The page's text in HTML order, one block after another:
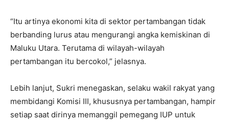
“Itu artinya ekonomi kita di sektor pertambangan tidak
berbanding lurus atau mengurangi angka kemiskinan di
Maluku Utara. Terutama di wilayah-wilayah
pertambangan itu bercokol,” jelasnya.
Lebih lanjut, Sukri menegaskan, selaku wakil rakyat yang
membidangi Komisi III, khususnya pertambangan, hampir
setiap saat dirinya memanggil pemegang IUP untuk